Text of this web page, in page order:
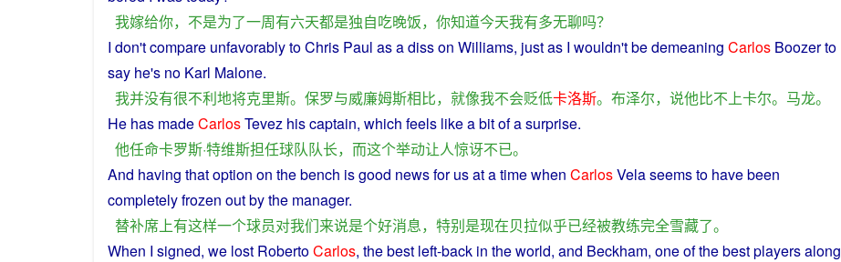
我嫁给你， 不是为了一周有六天都是独自吃晚饭， 你知道今天我有多无聊吗？
I don'tcompare unfavorablytoChris Paul asa diss on Williams, justas I wouldn'tbedemeaning Carlos Boozer to
say he's no Karl Malone.
我并没有很不利地将克里斯。 保罗与威廉姆斯相比， 就像我不会贬低卡洛斯。 布泽尔， 说他比不上卡尔。 马龙。
He has madeCarlosTevez hiscaptain, which feels likeabitofasurprise.
他任命卡罗斯·特维斯担任球队队长， 而这个举动让人惊讶不已。
And having thatoption on thebench isgood newsforusatatimewhen CarlosVelaseemsto havebeen
completelyfrozen outby the manager.
替补席上有这样一个球员对我们来说是个好消息， 特别是现在贝拉似乎已经被教练完全雪藏了。
When I signed, we lost RobertoCarlos, thebest left-back in theworld, and Beckham, oneof thebestplayersalong